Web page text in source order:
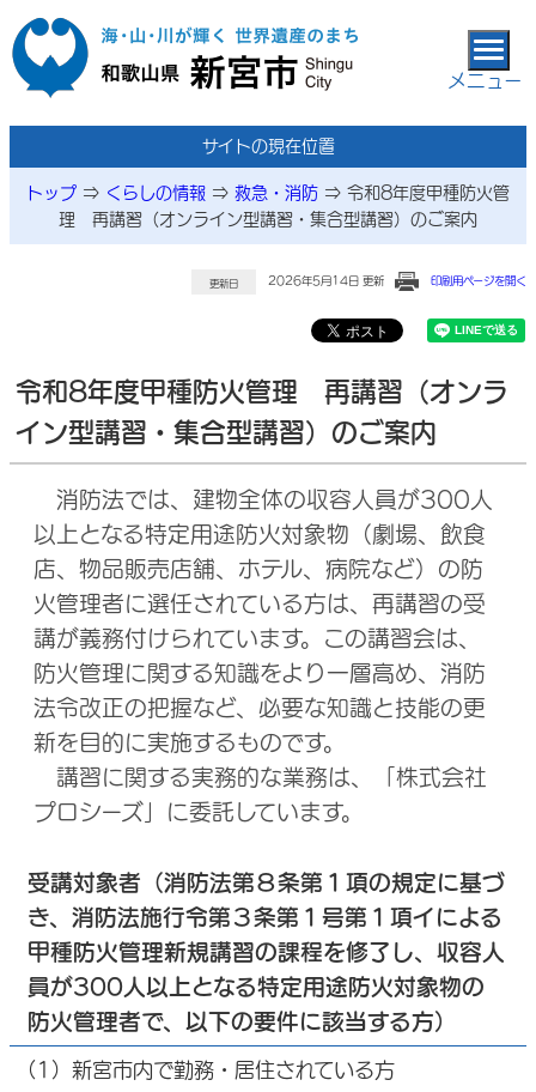
本文へ移動
メニュー
サイトの現在位置
トップ ⇒ くらしの情報 ⇒ 救急・消防 ⇒ 令和8年度甲種防火管
理 再講習（オンライン型講習・集合型講習）のご案内
更新日 2026年5月14日 更新 印刷用ページを開く
令和8年度甲種防火管理 再講習（オンラ
イン型講習・集合型講習）のご案内
消防法では、建物全体の収容人員が300人
以上となる特定用途防火対象物（劇場、飲食
店、物品販売店舗、ホテル、病院など）の防
火管理者に選任されている方は、再講習の受
講が義務付けられています。この講習会は、
防火管理に関する知識をより一層高め、消防
法令改正の把握など、必要な知識と技能の更
新を目的に実施するものです。
講習に関する実務的な業務は、「株式会社
プロシーズ」に委託しています。
受講対象者（消防法第８条第１項の規定に基づ
き、消防法施行令第３条第１号第１項イによる
甲種防火管理新規講習の課程を修了し、収容人
員が300人以上となる特定用途防火対象物の
防火管理者で、以下の要件に該当する方）
（1）新宮市内で勤務・居住されている方